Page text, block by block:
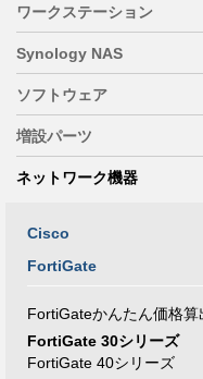
ワークステーション
Synology NAS
ソフトウェア
増設パーツ
ネットワーク機器
Cisco
FortiGate
FortiGateかんたん価格算
FortiGate 30シリーズ
FortiGate 40シリーズ